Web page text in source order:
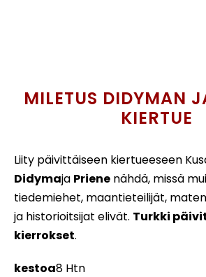
MILETUS DIDYMAN
KIERTUE
Liity päivittäiseen kiertueeseen
Didymaja Priene nähdä, missä
tiedemiehet, maantieteilijät,
ja historioitsijat elivät. Turkki
kierrokset.
kestoa8 Htn